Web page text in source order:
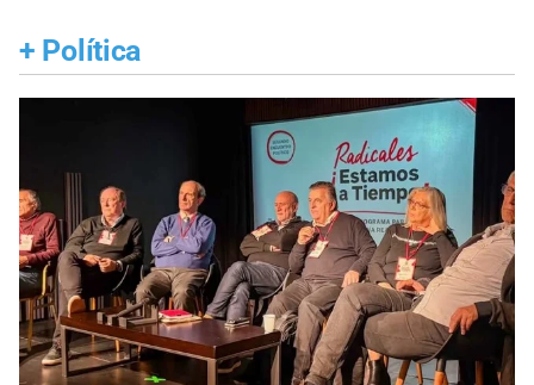
+ Política